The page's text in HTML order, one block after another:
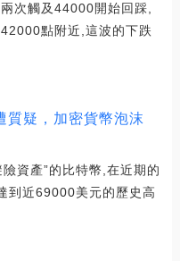
次觸及44000開始回踩,
點附近,這波的下跌
質疑，加密貨幣泡沫
資產”的比特幣,在近期的
到近69000美元的歷史高